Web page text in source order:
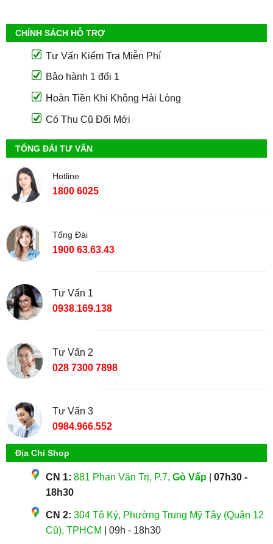
CHÍNH SÁCH HỖ TRỢ
Tư Vấn Kiểm Tra Miễn Phí
Bảo hành 1 đổi 1
Hoàn Tiền Khi Không Hài Lòng
Có Thu Cũ Đổi Mới
TỔNG ĐÀI TƯ VẤN
Hotline
1800 6025
Tổng Đài
1900 63.63.43
Tư Vấn 1
0938.169.138
Tư Vấn 2
028 7300 7898
Tư Vấn 3
0984.966.552
Địa Chỉ Shop
CN 1: 881 Phan Văn Trị, P.7, Gò Vấp| 07h30 -
18h30
CN 2: 304 Tô Ký, Phường Trung Mỹ Tây (Quận 12
Cũ), TPHCM
| 09h - 18h30